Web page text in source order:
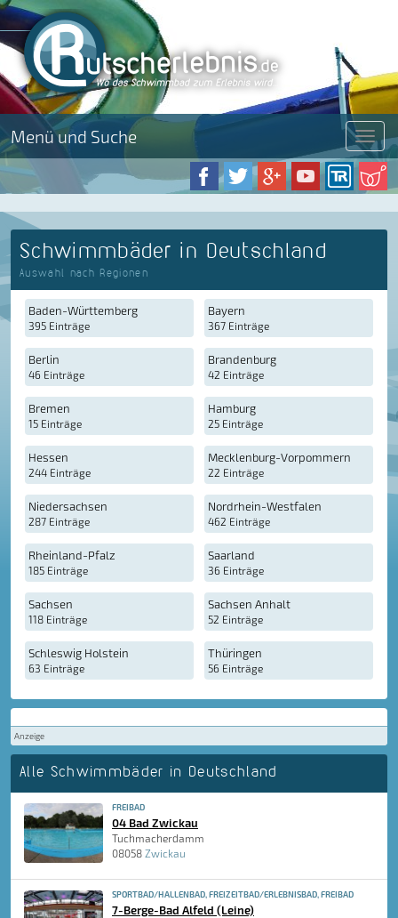
Menü und Suche Menü
Schwimmbäder in Deutschland
Auswahl nach Regionen
Baden-Württemberg
395 Einträge
Bayern
367 Einträge
Berlin
46 Einträge
Brandenburg
42 Einträge
Bremen
15 Einträge
Hamburg
25 Einträge
Hessen
244 Einträge
Mecklenburg-Vorpommern
22 Einträge
Niedersachsen
287 Einträge
Nordrhein-Westfalen
462 Einträge
Rheinland-Pfalz
185 Einträge
Saarland
36 Einträge
Sachsen
118 Einträge
Sachsen Anhalt
52 Einträge
Schleswig Holstein
63 Einträge
Thüringen
56 Einträge
Anzeige
Alle Schwimmbäder in Deutschland
FREIBAD
04 Bad Zwickau
Tuchmacherdamm
08058 Zwickau
SPORTBAD/HALLENBAD, FREIZEITBAD/ERLEBNISBAD, FREIBAD
7-Berge-Bad Alfeld (Leine)